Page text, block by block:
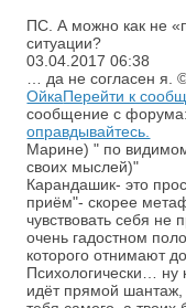
ПС. А можно как не
ситуации?
03.04.2017 06:38
… да не согласен я.
ОйкаПерейти к
сообщение с форума:
оправдывайтесь.
Марине) " по
своих мыслей)"
Карандашик- это
приём"- скорее
чувствовать себя
очень гадостном
которого отнимают
Психологически… ну
идёт прямой